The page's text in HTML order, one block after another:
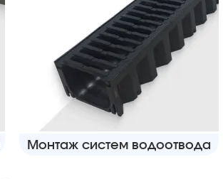
Монтаж систем водоотвода